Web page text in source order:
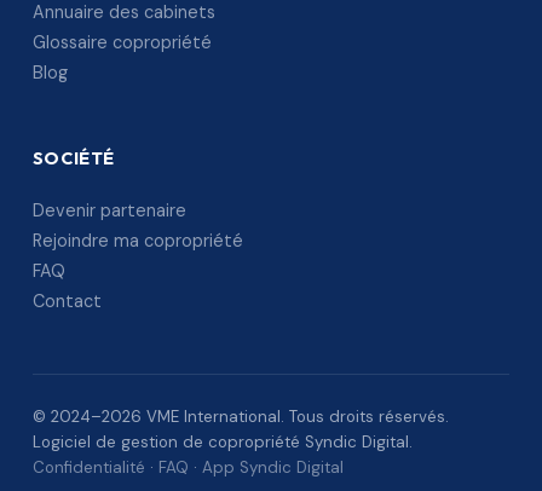
Annuaire des cabinets
Glossaire copropriété
Blog
SOCIÉTÉ
Devenir partenaire
Rejoindre ma copropriété
FAQ
Contact
© 2024–2026 VME International. Tous droits réservés.
Logiciel de gestion de copropriété Syndic Digital.
Confidentialité · FAQ · App Syndic Digital